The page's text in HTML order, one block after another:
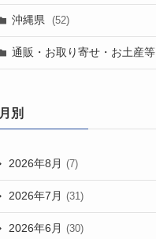
沖縄県 (52)
通販・お取り寄せ・お土産等
月別
2026年8月 (7)
2026年7月 (31)
2026年6月 (30)